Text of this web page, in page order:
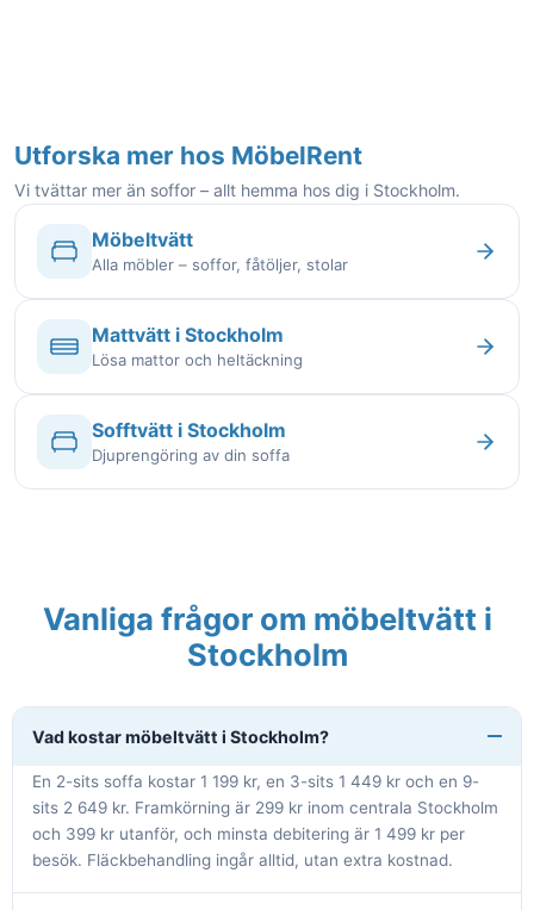
Utforska mer hos MöbelRent
Vi tvättar mer än soffor – allt hemma hos dig i Stockholm.
Möbeltvätt
Alla möbler – soffor, fåtöljer, stolar
Mattvätt i Stockholm
Lösa mattor och heltäckning
Sofftvätt i Stockholm
Djuprengöring av din soffa
Vanliga frågor om möbeltvätt i
Stockholm
Vad kostar möbeltvätt i Stockholm?
En 2-sits soffa kostar 1 199 kr, en 3-sits 1 449 kr och en 9-
sits 2 649 kr. Framkörning är 299 kr inom centrala Stockholm
och 399 kr utanför, och minsta debitering är 1 499 kr per
besök. Fläckbehandling ingår alltid, utan extra kostnad.